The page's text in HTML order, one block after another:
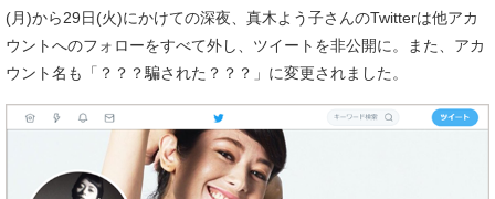
(月)から29日(火)にかけての深夜、真木よう子さんのTwitterは他アカ
ウントへのフォローをすべて外し、ツイートを非公開に。また、アカ
ウント名も「？？？騙された？？？」に変更されました。